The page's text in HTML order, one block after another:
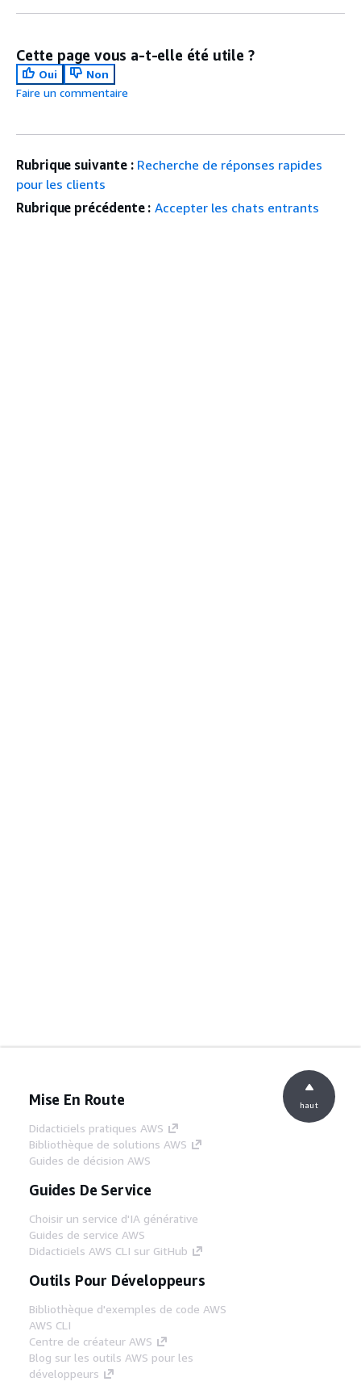
Cette page vous a-t-elle été utile ?
Oui
Non
Faire un commentaire
Rubrique suivante : Recherche de réponses rapides
pour les clients
Rubrique précédente : Accepter les chats entrants
Mise En Route
Didacticiels pratiques AWS
Bibliothèque de solutions AWS
Guides de décision AWS
Guides De Service
Choisir un service d'IA générative
Guides de service AWS
Didacticiels AWS CLI sur GitHub
Outils Pour Développeurs
Bibliothèque d'exemples de code AWS
AWS CLI
Centre de créateur AWS
Blog sur les outils AWS pour les
développeurs
haut